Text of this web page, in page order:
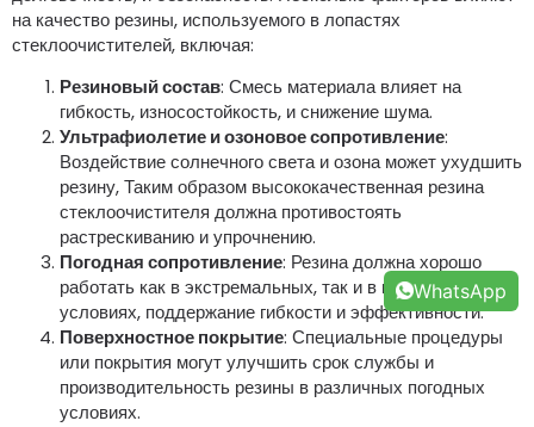
на качество резины, используемого в лопастях
стеклоочистителей, включая:
Резиновый состав: Смесь материала влияет на
гибкость, износостойкость, и снижение шума.
Ультрафиолетие и озоновое сопротивление:
Воздействие солнечного света и озона может ухудшить
резину, Таким образом высококачественная резина
стеклоочистителя должна противостоять
растрескиванию и упрочнению.
Погодная сопротивление: Резина должна хорошо
работать как в экстремальных, так и в горячих
условиях, поддержание гибкости и эффективности.
Поверхностное покрытие: Специальные процедуры
или покрытия могут улучшить срок службы и
производительность резины в различных погодных
условиях.
WhatsApp